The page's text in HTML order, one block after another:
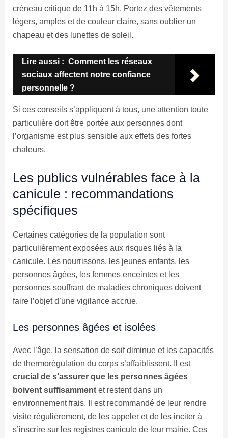
créneau critique de 11h à 15h. Portez des vêtements
légers, amples et de couleur claire, sans oublier un
chapeau et des lunettes de soleil.
Lire aussi : Comment les réseaux
sociaux affectent notre confiance
personnelle ?
Si ces conseils s’appliquent à tous, une attention toute
particulière doit être portée aux personnes dont
l’organisme est plus sensible aux effets des fortes
chaleurs.
Les publics vulnérables face à la
canicule : recommandations
spécifiques
Certaines catégories de la population sont
particulièrement exposées aux risques liés à la
canicule. Les nourrissons, les jeunes enfants, les
personnes âgées, les femmes enceintes et les
personnes souffrant de maladies chroniques doivent
faire l’objet d’une vigilance accrue.
Les personnes âgées et isolées
Avec l’âge, la sensation de soif diminue et les capacités
de thermorégulation du corps s’affaiblissent. Il est
crucial de s’assurer que les personnes âgées
boivent suffisammentet restent dans un
environnement frais. Il est recommandé de leur rendre
visite régulièrement, de les appeler et de les inciter à
s’inscrire sur les registres canicule de leur mairie. Ces